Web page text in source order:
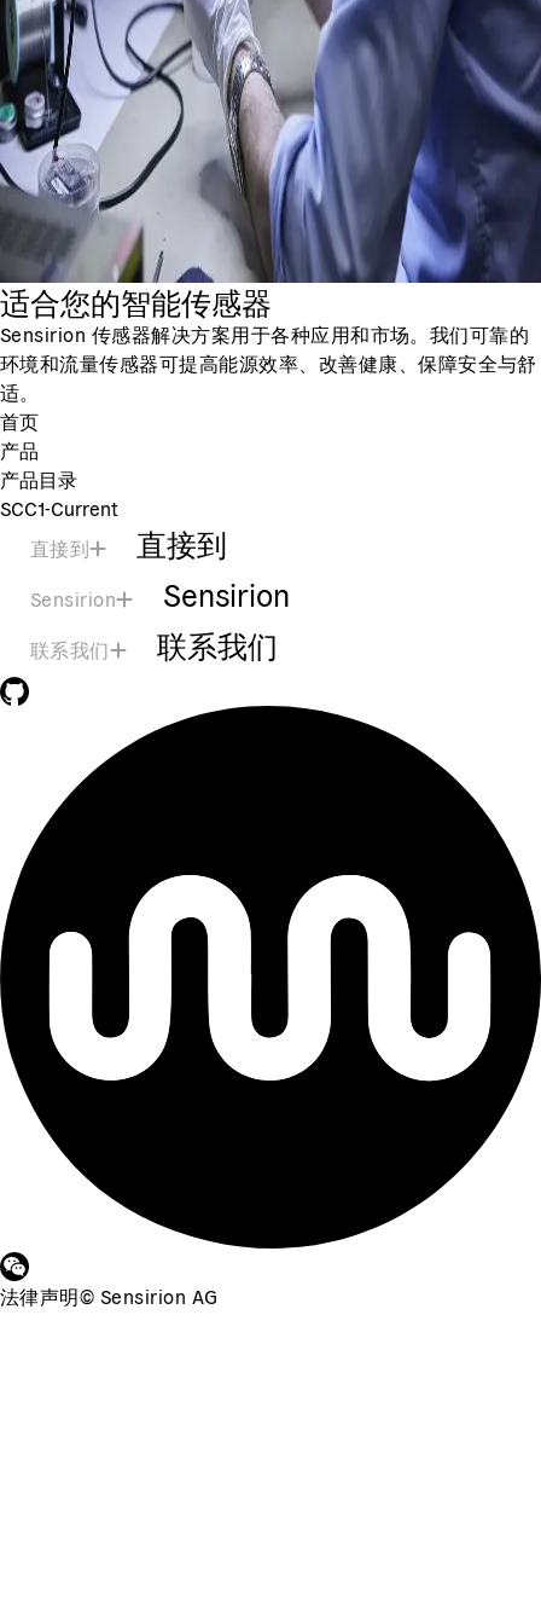
适合您的智能传感器
Sensirion 传感器解决方案用于各种应用和市场。我们可靠的
环境和流量传感器可提高能源效率、改善健康、保障安全与舒
适。
首页
产品
产品目录
SCC1-Current
直接到
直接到
Sensirion Sensirion
联系我们 联系我们
法律声明© Sensirion AG